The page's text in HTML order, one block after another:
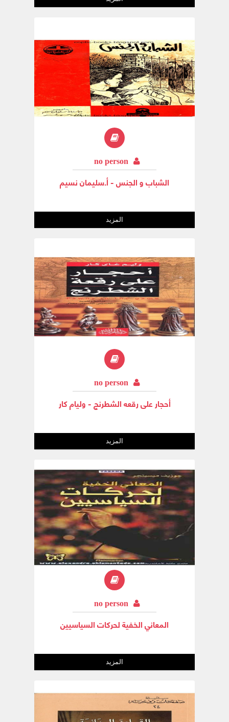
no person
الشباب و الجنس - أ.سليمان نسيم
المزيد
no person
أحجار على رقعه الشطرنج - وليام كار
المزيد
no person
المعاني الخفية لحركات السياسيين
المزيد